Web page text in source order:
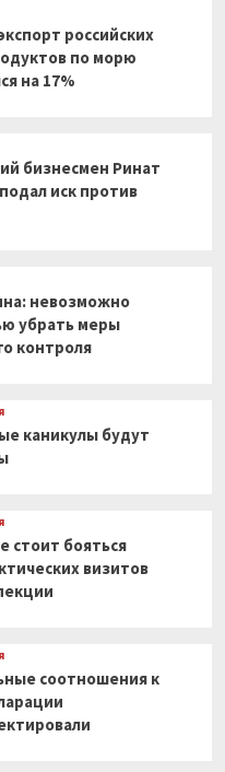
российских
по морю
на 17%
бизнесмен Ринат
иск против
невозможно
убрать меры
контроля
каникулы будут
стоит бояться
визитов
соотношения к